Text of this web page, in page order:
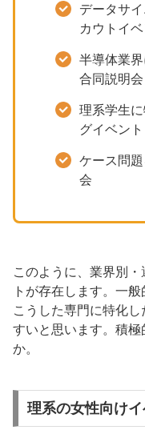
データサ
カウトイベ
半導体業
合同説明会
理系学生
グイベント
ケース問
会
このように、業界別
トが存在します。一
こうした専門に特化
すいと思います。積
か。
理系の女性向けイ